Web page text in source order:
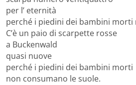
per l’ eternità
perché i piedini dei bambini morti
C’è un paio di scarpette rosse
a Buckenwald
quasi nuove
perché i piedini dei bambini morti
non consumano le suole.